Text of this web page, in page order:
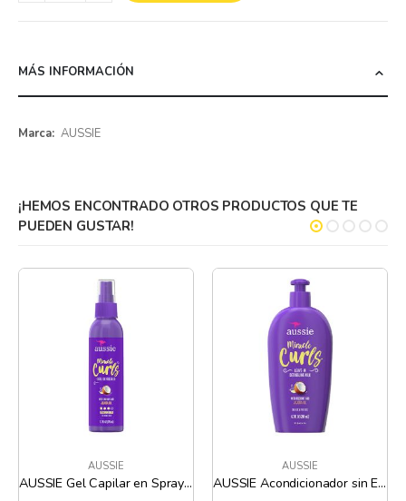
MÁS INFORMACIÓN
Más
AUSSIE
¡HEMOS ENCONTRADO OTROS PRODUCTOS QUE TE
PUEDEN GUSTAR!
AUSSIE
AUSSIE Gel Capilar en Spray Maximum Hold Miracle Curls - 5.7 Oz
AUSSIE
AUSSIE Acondicionador sin Enjuague Miracle Curls - 6.7 Oz